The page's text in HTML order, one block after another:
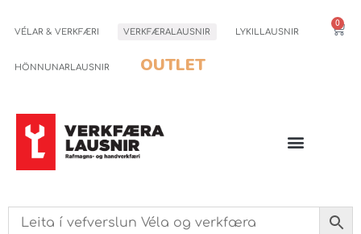
VÉLAR & VERKFÆRI VERKFÆRALAUSNIR LYKILLAUSNIR
HÖNNUNARLAUSNIR OUTLET
0